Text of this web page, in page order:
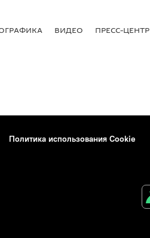
ВИДЕО ПРЕСС-ЦЕНТР
Политика использования Cookie